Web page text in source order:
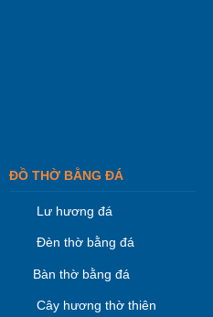
ĐỒ THỜ BẰNG ĐÁ
Lư hương đá
Đèn thờ bằng đá
Bàn thờ bằng đá
Cây hương thờ thiên